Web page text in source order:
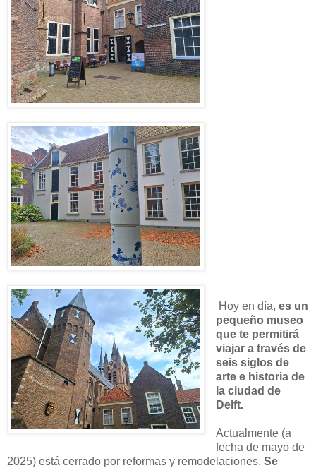
Hoy en día, es un
pequeño museo
que te permitirá
viajar a través de
seis siglos de
arte e historia de
la ciudad de
Delft.
Actualmente (a
fecha de mayo de
2025) está cerrado por reformas y remodelaciones. Se